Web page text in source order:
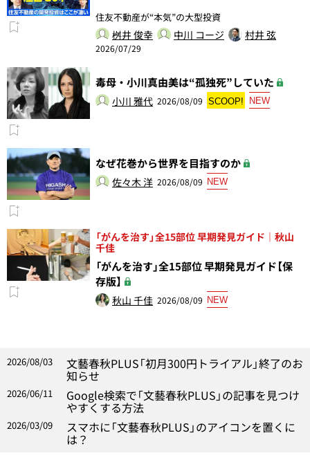
住友不動産が“本気”の大型投資
桝井 俊幸 中川 コージ 村井 弦
2026/07/29
毒母・小川真由美は“孤独死”していた
小川 雅代 2026/08/09 SCOOP! NEW
なぜ花巻から世界を目指すのか
佐々木 洋 2026/08/09 NEW
「がんを治す」全15部位 早期発見ガイド｜秋山
千佳
「がんを治す」全15部位 早期発見ガイド【保
存版】
秋山 千佳 2026/08/09 NEW
2026/08/03 文藝春秋PLUS「初月300円トライアル」終了のお
知らせ
2026/06/11 Google検索で「文藝春秋PLUS」の記事を見つけ
やすくする方法
2026/03/09 スマホに「文藝春秋PLUS」のアイコンを置くに
は？